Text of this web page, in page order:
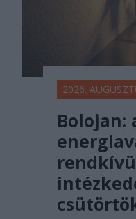
2026.
Bolojan: